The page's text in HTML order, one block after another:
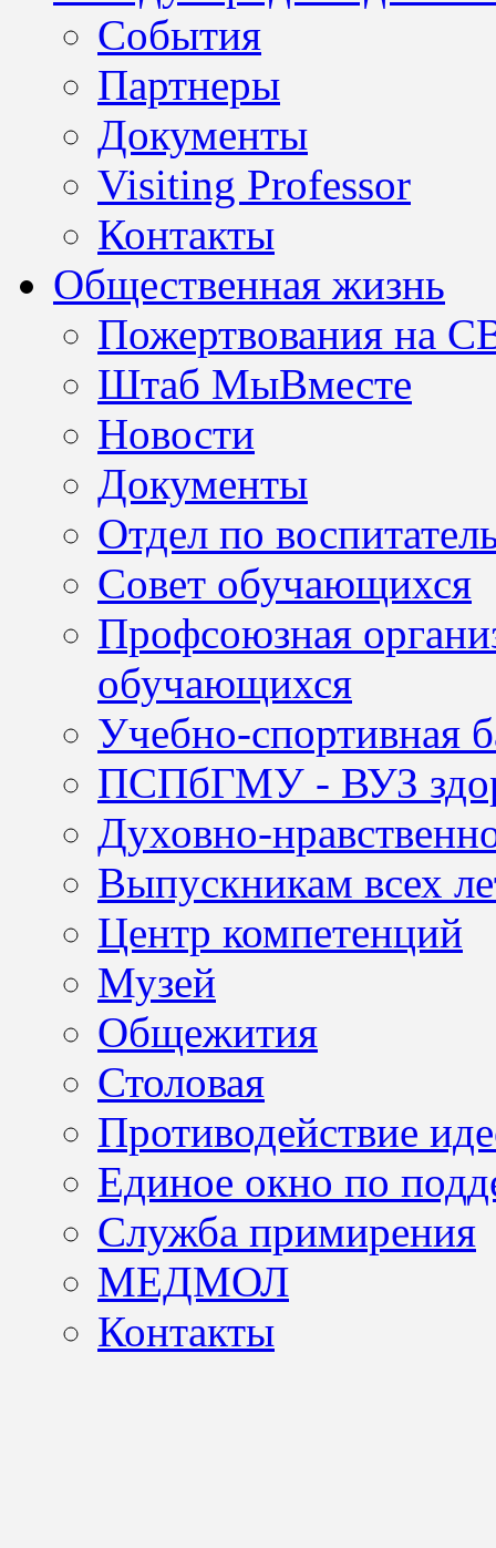
События
Партнеры
Документы
Visiting Professor
Контакты
Общественная жизнь
Пожертвования на
Штаб МыВместе
Новости
Документы
Отдел по
Совет обучающихся
Профсоюзная
обучающихся
Учебно-спортивная
ПСПбГМУ - ВУЗ
Духовно-
Выпускникам всех
Центр компетенций
Музей
Общежития
Столовая
Противодействие
Единое окно по
Служба примирения
МЕДМОЛ
Контакты